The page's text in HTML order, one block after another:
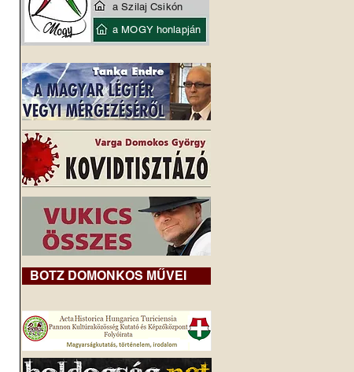
BOTZ DOMONKOS MŰVEI
a Szilaj Csikón
a MOGY honlapján